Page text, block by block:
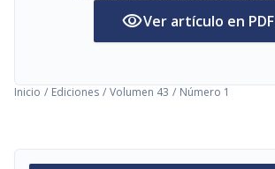
visibilityVer artículo en PDF
Inicio / Ediciones / Volumen 43 / Número 1